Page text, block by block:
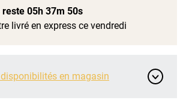
reste 05h 37m 50s
livré en express ce vendredi
en magasin